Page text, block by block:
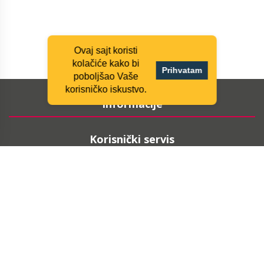
Informacije
Korisnički servis
Ovaj sajt koristi
kolačiće kako bi
poboljšao Vaše
korisničko iskustvo.
Prihvatam